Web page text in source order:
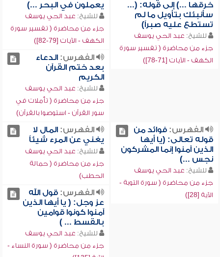
خرقها ...) إلى قوله: (...
سأنبئك بتأويل ما لم
تستطع عليه صبراً)
للشيخ: عبد الحي يوسف
جزء من محاضرة ( تفسير سورة
الكهف - الآيات [71-78])
يعملون في البحر ...)
للشيخ: عبد الحي يوسف
جزء من محاضرة ( تفسير سورة
الكهف - الآيات [79-82])
الفهرس:الدعاء
بعد ختم القرآن
الكريم
للشيخ: عبد الحي يوسف
جزء من محاضرة ( تأملات في
سور القرآن - استوصوا بالقرآن)
الفهرس:فوائد من
قوله تعالى: (يا أيها
الذين آمنوا إنما المشركون
نجس ...)
للشيخ: عبد الحي يوسف
جزء من محاضرة ( سورة التوبة -
الآية [28])
الفهرس:المال لا
يغني عن المرء شيئاً
للشيخ: عبد الحي يوسف
جزء من محاضرة ( حمالة
الحطب)
الفهرس:قول الله
عز وجل: ( يا أيها الذين
آمنوا كونوا قوامين
بالقسط ... )
للشيخ: عبد الحي يوسف
جزء من محاضرة ( سورة النساء -